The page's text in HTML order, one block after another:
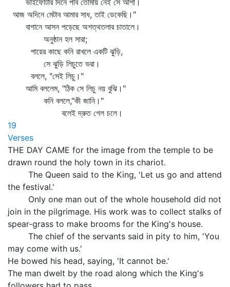
ভাইফোঁটার দিনে পাব তোমায় নেই সে আশা।
আজ অদিনে মেটাব আমার সাধ, তাই ডেকেছি।"
বাগানে আসন পড়েছে অশত্থতলার চাতালে।
অনুষ্ঠান হল সারা;
পায়ের কাছে কনি রাখলে একটি ঝুড়ি,
সে ঝুড়ি লিচুতে ভরা।
বললে, "সেই লিচু।"
আমি বললেম, "ঠিক সে লিচু নয় বুঝি।"
কনি বললে,"কী জানি।"
বলেই দ্রুত গেল চলে।
19
Verses
THE DAY CAME for the image from the temple to be
drawn round the holy town in its chariot.
The Queen said to the King, 'Let us go and attend
the festival.'
Only one man out of the whole household did not
join in the pilgrimage. His work was to collect stalks of
spear-grass to make brooms for the King's house.
The chief of the servants said in pity to him, 'You
may come with us.'
He bowed his head, saying, 'It cannot be.'
The man dwelt by the road along which the King's